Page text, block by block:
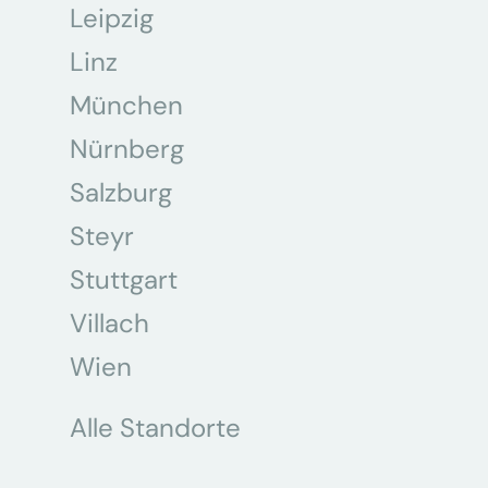
Leipzig
Linz
München
Nürnberg
Salzburg
Steyr
Stuttgart
Villach
Wien
Alle Standorte